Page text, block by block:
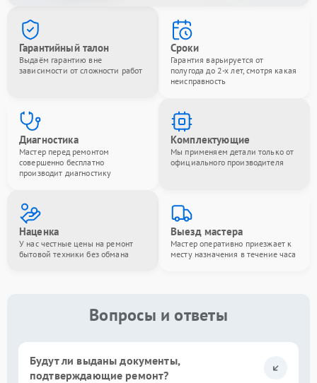
Гарантийный талон
Выдаём гарантию вне
зависимости от сложности работ
Сроки
Гарантия варьируется от
полугода до 2-х лет, смотря какая
неисправность
Диагностика
Мастер перед ремонтом
совершенно бесплатно
производит диагностику
Комплектующие
Мы применяем детали только от
официального производителя
Наценка
У нас честные цены на ремонт
бытовой техники без обмана
Выезд мастера
Мастер оперативно приезжает к
месту назначения в течение часа
Вопросы и ответы
Будут ли выданы документы,
подтверждающие ремонт?